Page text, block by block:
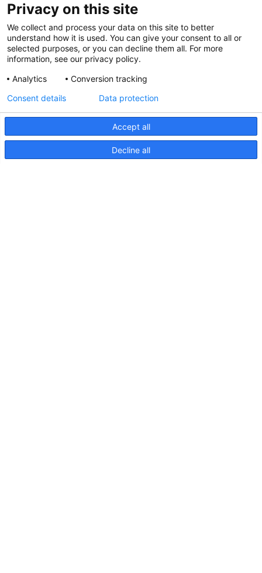
Hutchwilco-Bootsmesse 2026
8. Mai 2026
Aktualisierte Hella marine
31. März 2026
Privacy on this site
We collect and process your data on this site to better
understand how it is used. You can give your consent to all or
selected purposes, or you can decline them all. For more
information, see our privacy policy.
Analytics
Conversion tracking
Accept all
Decline all
Consent details Data protection